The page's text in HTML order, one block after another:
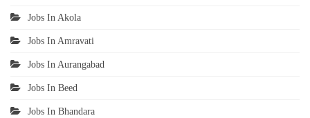
Jobs In Akola
Jobs In Amravati
Jobs In Aurangabad
Jobs In Beed
Jobs In Bhandara